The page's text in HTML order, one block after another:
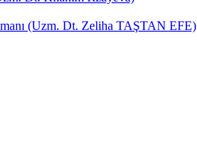
(Uzm. Dt. Zeliha TAŞTAN EFE)